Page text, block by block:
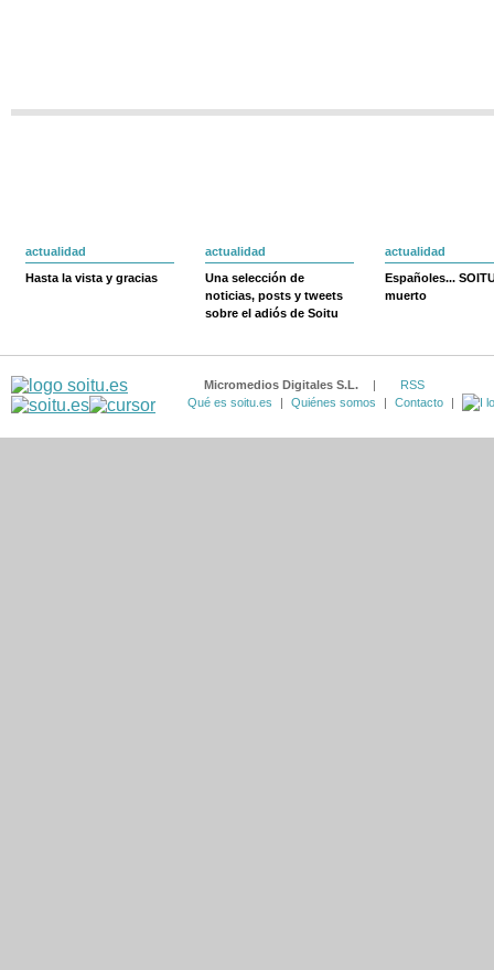
actualidad
Hasta la vista y gracias
actualidad
Una selección de
noticias, posts y tweets
sobre el adiós de Soitu
actualidad
Españoles...
muerto
Micromedios Digitales S.L. |
RSS
Qué es soitu.es
| Quiénes somos | Contacto |